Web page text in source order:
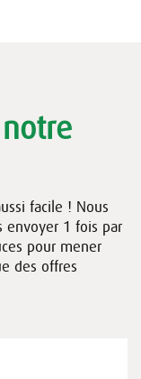
facile ! Nous
envoyer 1 fois par
pour mener
des offres